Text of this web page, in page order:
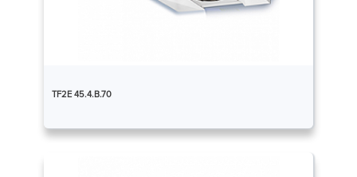
TF2E 45.4.B.70